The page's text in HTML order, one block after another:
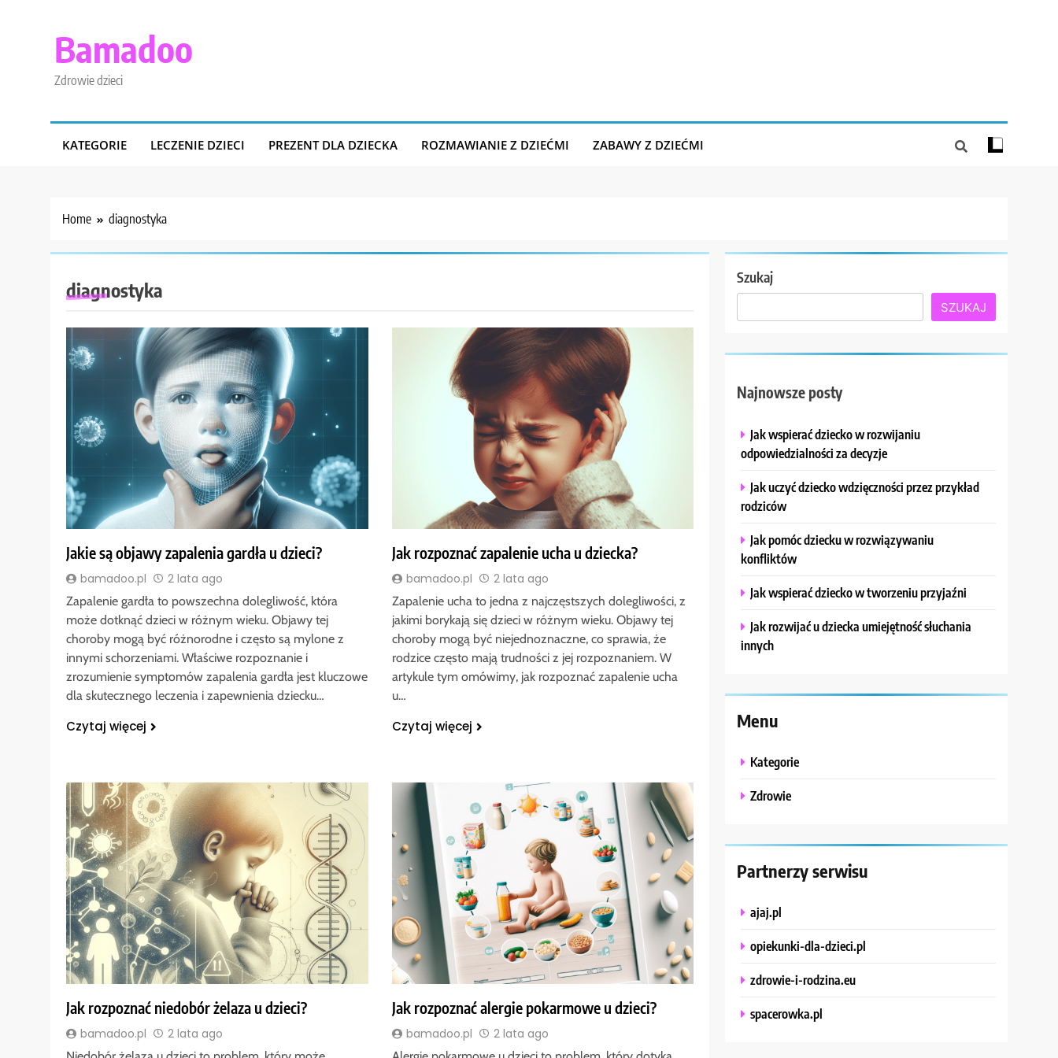
Bamadoo
Zdrowie dzieci
KATEGORIE LECZENIE DZIECI PREZENT DLA DZIECKA ROZMAWIANIE Z DZIEĆMI ZABAWY Z DZIEĆMI
Home diagnostyka
diagnostyka
Jakie są objawy zapalenia gardła u dzieci?
bamadoo.pl 2 lata ago
Zapalenie gardła to powszechna dolegliwość, która
może dotknąć dzieci w różnym wieku. Objawy tej
choroby mogą być różnorodne i często są mylone z
innymi schorzeniami. Właściwe rozpoznanie i
zrozumienie symptomów zapalenia gardła jest kluczowe
dla skutecznego leczenia i zapewnienia dziecku…
Czytaj więcej
Jak rozpoznać zapalenie ucha u dziecka?
bamadoo.pl 2 lata ago
Zapalenie ucha to jedna z najczęstszych dolegliwości, z
jakimi borykają się dzieci w różnym wieku. Objawy tej
choroby mogą być niejednoznaczne, co sprawia, że
rodzice często mają trudności z jej rozpoznaniem. W
artykule tym omówimy, jak rozpoznać zapalenie ucha
u…
Czytaj więcej
Jak rozpoznać niedobór żelaza u dzieci?
bamadoo.pl 2 lata ago
Jak rozpoznać alergie pokarmowe u dzieci?
bamadoo.pl 2 lata ago
Szukaj
SZUKAJ
Najnowsze posty
Jak wspierać dziecko w rozwijaniu
odpowiedzialności za decyzje
Jak uczyć dziecko wdzięczności przez przykład
rodziców
Jak pomóc dziecku w rozwiązywaniu
konfliktów
Jak wspierać dziecko w tworzeniu przyjaźni
Jak rozwijać u dziecka umiejętność słuchania
innych
Menu
Kategorie
Zdrowie
Partnerzy serwisu
ajaj.pl
opiekunki-dla-dzieci.pl
zdrowie-i-rodzina.eu
spacerowka.pl